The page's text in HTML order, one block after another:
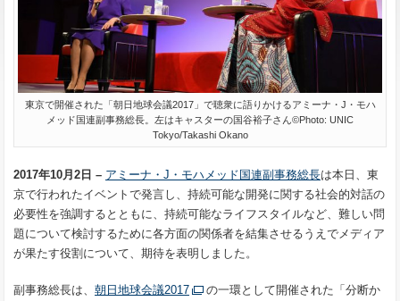
東京で開催された「朝日地球会議2017」で聴衆に語りかけるアミーナ・J・モハ
メッド国連副事務総長。左はキャスターの国谷裕子さん©Photo: UNIC
Tokyo/Takashi Okano
2017年10月2日 – アミーナ・J・モハメッド国連副事務総長は本日、東
京で行われたイベントで発言し、持続可能な開発に関する社会的対話の
必要性を強調するとともに、持続可能なライフスタイルなど、難しい問
題について検討するために各方面の関係者を結集させるうえでメディア
が果たす役割について、期待を表明しました。
副事務総長は、 朝日地球会議2017
の一環として開催された「分断か